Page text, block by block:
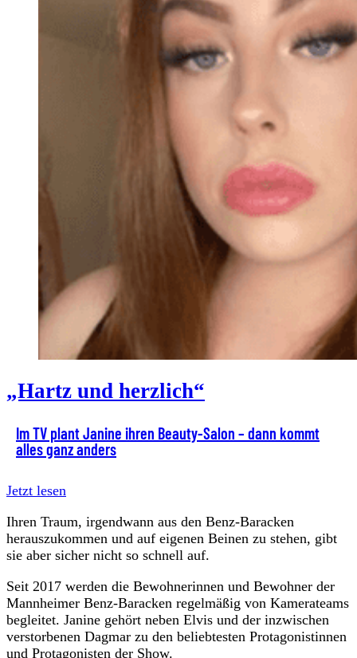
„Hartz und herzlich“
Im TV plant Janine ihren Beauty-Salon – dann kommt
alles ganz anders
Jetzt lesen
Ihren Traum, irgendwann aus den Benz-Baracken
herauszukommen und auf eigenen Beinen zu stehen, gibt
sie aber sicher nicht so schnell auf.
Seit 2017 werden die Bewohnerinnen und Bewohner der
Mannheimer Benz-Baracken regelmäßig von Kamerateams
begleitet. Janine gehört neben Elvis und der inzwischen
verstorbenen Dagmar zu den beliebtesten Protagonistinnen
und Protagonisten der Show.